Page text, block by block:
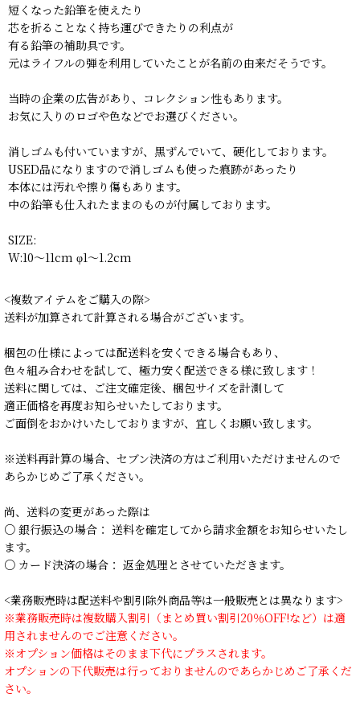
短くなった鉛筆を使えたり
芯を折ることなく持ち運びできたりの利点が
有る鉛筆の補助具です。
元はライフルの弾を利用していたことが名前の由来だそうです。
当時の企業の広告があり、コレクション性もあります。
お気に入りのロゴや色などでお選びください。
消しゴムも付いていますが、黒ずんでいて、硬化しております。
USED品になりますので消しゴムも使った痕跡があったり
本体には汚れや擦り傷もあります。
中の鉛筆も仕入れたままのものが付属しております。
SIZE:
W:10〜11cm φ1〜1.2cm
<複数アイテムをご購入の際>
送料が加算されて計算される場合がございます。
梱包の仕様によっては配送料を安くできる場合もあり、
色々組み合わせを試して、極力安く配送できる様に致します！
送料に関しては、ご注文確定後、梱包サイズを計測して
適正価格を再度お知らせいたしております。
ご面倒をおかけいたしておりますが、宜しくお願い致します。
※送料再計算の場合、セブン決済の方はご利用いただけませんので
あらかじめご了承ください。
尚、送料の変更があった際は
○ 銀行振込の場合： 送料を確定してから請求金額をお知らせいたし
ます。
○ カード決済の場合： 返金処理とさせていただきます。
<業務販売時は配送料や割引除外商品等は一般販売とは異なります>
※業務販売時は複数購入割引（まとめ買い割引20％OFF!など）は適
用されませんのでご注意ください。
※オプション価格はそのまま下代にプラスされます。
オプションの下代販売は行っておりませんのであらかじめご了承くだ
さい。